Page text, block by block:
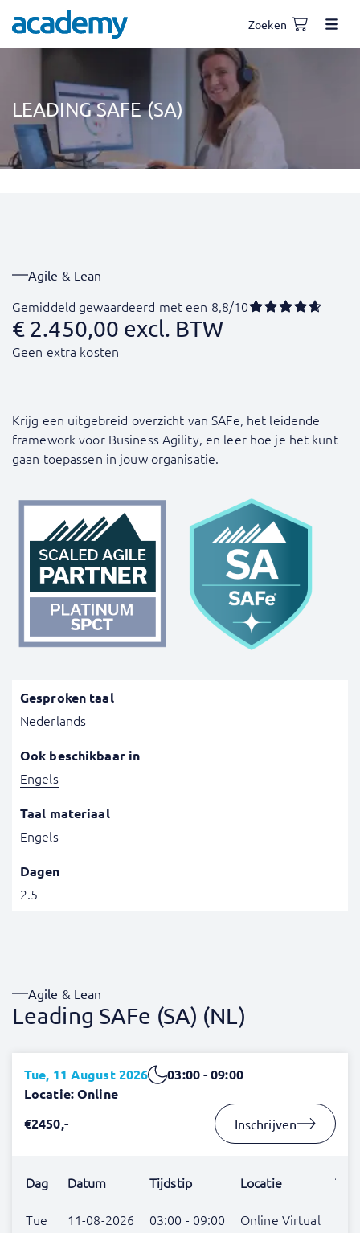
Zoeken
LEADING SAFE (SA)
Agile & Lean
Gemiddeld gewaardeerd met een 8,8/10
€ 2.450,00 excl. BTW
Geen extra kosten
Krijg een uitgebreid overzicht van SAFe, het leidende
framework voor Business Agility, en leer hoe je het kunt
gaan toepassen in jouw organisatie.
Gesproken taal
Nederlands
Ook beschikbaar in
Engels
Taal materiaal
Engels
Dagen
2.5
Agile & Lean
Leading SAFe (SA) (NL)
Tue, 11 August 2026
03:00 - 09:00
Locatie: Online
€2450,-
Inschrijven
Dag Datum Tijdstip Locatie
Tue 11-08-2026 03:00 - 09:00 Online Virtual